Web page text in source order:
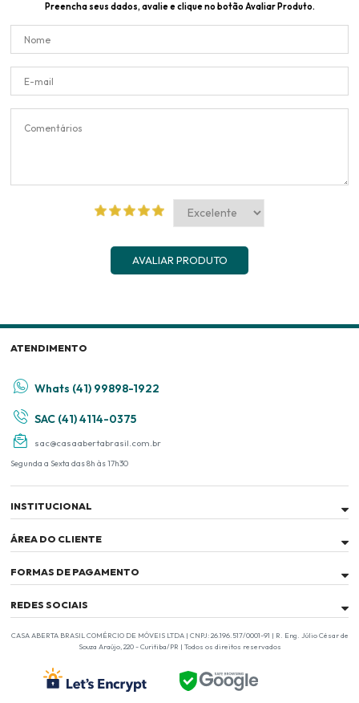
Preencha seus dados, avalie e clique no botão Avaliar Produto.
AVALIAR PRODUTO
ATENDIMENTO
Whats (41) 99898-1922
SAC (41) 4114-0375
sac@casaabertabrasil.com.br
Segunda a Sexta das 8h às 17h30
INSTITUCIONAL
ÁREA DO CLIENTE
FORMAS DE PAGAMENTO
REDES SOCIAIS
CASA ABERTA BRASIL COMÉRCIO DE MÓVEIS LTDA | CNPJ: 26.196.517/0001-91 | R. Eng. Júlio César de
Souza Araújo, 220 - Curitiba/PR | Todos os direitos reservados